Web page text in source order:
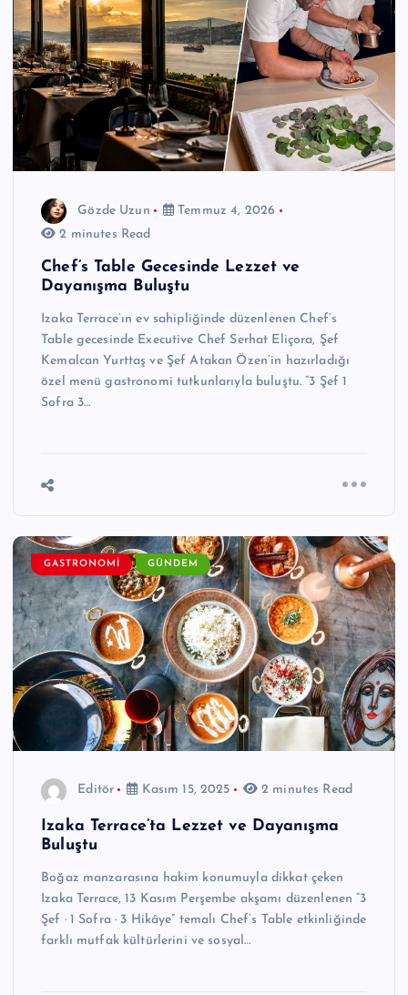
Gözde Uzun
Temmuz 4, 2026
2 minutes Read
Chef’s Table Gecesinde Lezzet ve
Dayanışma Buluştu
Izaka Terrace’ın ev sahipliğinde düzenlenen Chef’s
Table gecesinde Executive Chef Serhat Eliçora, Şef
Kemalcan Yurttaş ve Şef Atakan Özen’in hazırladığı
özel menü gastronomi tutkunlarıyla buluştu. “3 Şef 1
Sofra 3…
GASTRONOMI GÜNDEM
Editör Kasım 15, 2025 2 minutes Read
Izaka Terrace’ta Lezzet ve Dayanışma
Buluştu
Boğaz manzarasına hakim konumuyla dikkat çeken
Izaka Terrace, 13 Kasım Perşembe akşamı düzenlenen “3
Şef · 1 Sofra · 3 Hikâye” temalı Chef’s Table etkinliğinde
farklı mutfak kültürlerini ve sosyal…